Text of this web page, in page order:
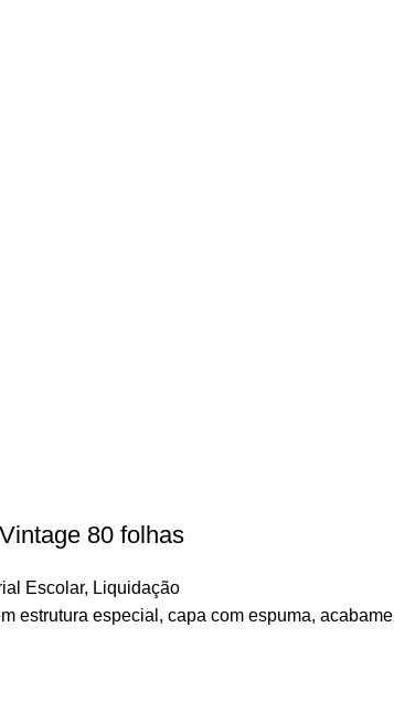
80 folhas
Escolar, Liquidação
estrutura especial, capa com espuma,